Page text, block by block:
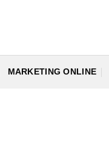
MARKETING ONLINE